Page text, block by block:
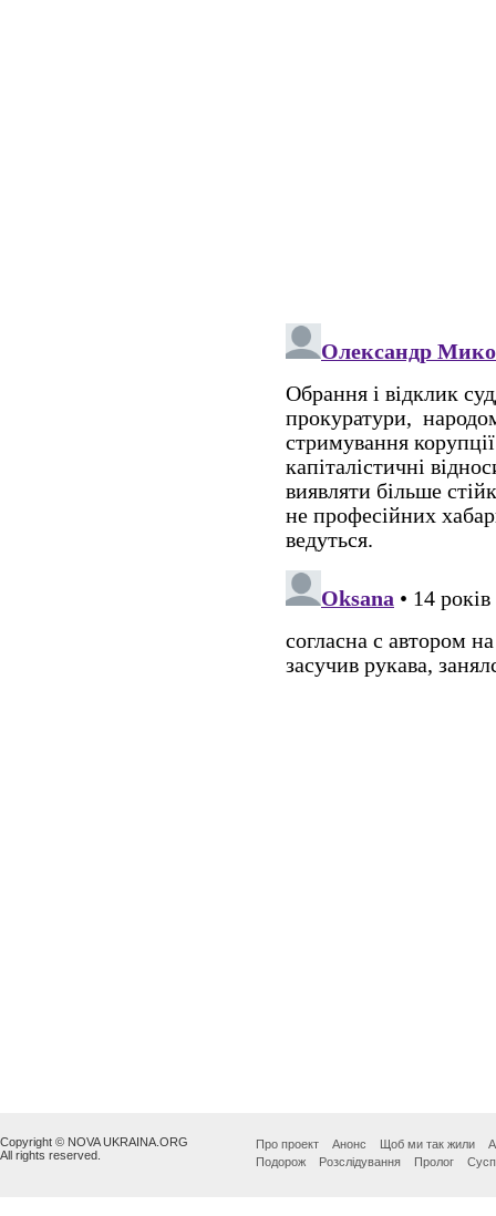
Copyright © NOVA UKRAINA.ORG
All rights reserved.
Про проект Анонс Щоб ми так жили
Подорож
Розслідування Пролог